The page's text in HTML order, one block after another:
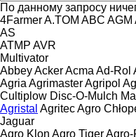
По данному запросу
4FarmerA.TOM ABC AGM
AS
ATMP AVR
Multivator
AbbeyAckerAcma Ad-Rol
Agria AgrimasterAgripol
Cultiplow Disc-O-Mulch
Agristal AgritecAgro
Jaguar
Agro Klon Agro TigerAgro-